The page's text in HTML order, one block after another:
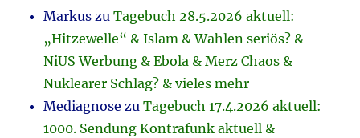
Markus zuTagebuch 28.5.2026 aktuell:
„Hitzewelle“ & Islam & Wahlen seriös? &
NiUS Werbung & Ebola & Merz Chaos &
Nuklearer Schlag? & vieles mehr
Mediagnose zuTagebuch 17.4.2026 aktuell:
1000. Sendung Kontrafunk aktuell &